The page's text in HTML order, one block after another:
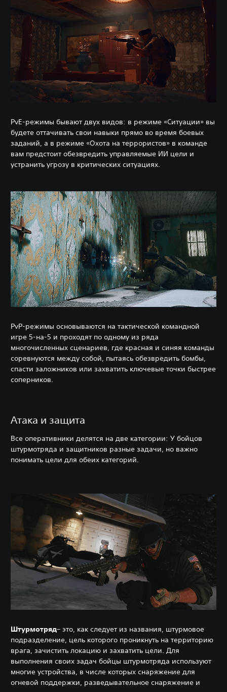
PvE-режимы бывают двух видов: в режиме «Ситуации» вы
будете оттачивать свои навыки прямо во время боевых
заданий, а в режиме «Охота на террористов» в команде
вам предстоит обезвредить управляемые ИИ цели и
устранить угрозу в критических ситуациях.
PvP-режимы основываются на тактической командной
игре 5-на-5 и проходят по одному из ряда
многочисленных сценариев, где красная и синяя команды
соревнуются между собой, пытаясь обезвредить бомбы,
спасти заложников или захватить ключевые точки быстрее
соперников.
Атака и защита
Все оперативники делятся на две категории: У бойцов
штурмотряда и защитников разные задачи, но важно
понимать цели для обеих категорий.
Штурмотряд– это, как следует из названия, штурмовое
подразделение, цель которого проникнуть на территорию
врага, зачистить локацию и захватить цели. Для
выполнения своих задач бойцы штурмотряда используют
многие устройства, в числе которых снаряжение для
огневой поддержки, разведывательное снаряжение и